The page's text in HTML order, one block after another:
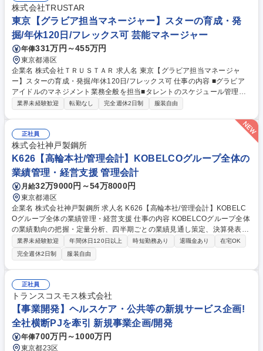
ます。 ■ルール作り：新規事業の実現を阻む規制がある場合は、政府への
働きかけを自ら主導します。 ■プロジェクト推進：利害関係を泥臭く調整
し、合意形成を図り前進させます。 募集職種 ヘルスケア×新規事業開発
（PJリーダー候補）/予防医療で健康が続く社会を創出
株式会社TRUSTAR
東京【グラビア担当マネージャー】スターの育成・発
掘/年休120日/フレックス可 芸能マネージャー
年俸331万円～455万円
東京都港区
企業名 株式会社ＴＲＵＳＴＡＲ 求人名 東京【グラビア担当マネージャ
ー】スターの育成・発掘/年休120日/フレックス可 仕事の内容 ■グラビア
アイドルのマネジメント業務全般を担当■タレントのスケジュール管理や
ファンクラブ運営、イベント企画まで幅広く携わる■タレントの魅力を最
ール管理、ファンクラブサイトの運営・更新、ファンイベントの企画・運
営などを行います。タレントの要望に応じてイベント内容を企画したり、
グッズ販売の企画・実施、ファンクラブ会員向けの情報発信なども担当。
タレントと二人三脚で仕事を進め、タレントの魅力を最大限に引き出す役
割を担います。 募集職種 東京【グラビア担当マネージャー】スターの育
成・発掘/年休120日/フレックス可
業界未経験歓迎 転勤なし 完全週休2日制 服装自由
正社員
株式会社神戸製鋼所
K626【高輪本社/管理会計】KOBELCOグループ全体の
業績管理・経営支援 管理会計
月給32万9000円～54万8000円
東京都港区
企業名 株式会社神戸製鋼所 求人名 K626【高輪本社/管理会計】KOBELC
Oグループ全体の業績管理・経営支援 仕事の内容 KOBELCOグループ全体
の業績動向の把握・定量分析、四半期ごとの業績見通し策定、決算発表・I
R資料作成などを担当。各事業部門や経営層と連携し、経営の意思決定を
数値面から強力にサポートします。 【詳細】(1)特定事業部門の業績管
理・定量分析 (2)グループ全体の業績数値の取りまとめ・報告 (3)四半期ご
との業績見通し策定・決算発表・IR資料作成 (4)ROIC経営の浸透やKPIマ
ネジメントの推進 (5)AI活用等のDX推進による業績把握の迅速化【魅力】
CFO等の経営層に近く、グループ全体の多様な事業に触れられるポジショ
ンです。経営課題の可視化や戦略構築に深く関わり、大きな手応えを得ら
れます。 募集職種 K626【高輪本社/管理会計】KOBELCOグループ全体の
業績管理・経営支援
業界未経験歓迎 年間休日120日以上 時短勤務あり 退職金あり
在宅OK
完全週休2日制
服装自由
正社員
トランスコスモス株式会社
【事業開発】ヘルスケア・公共等の新規サービス企画!
全社横断PJを牽引 新規事業企画/開発
年俸700万円～1000万円
東京都23区